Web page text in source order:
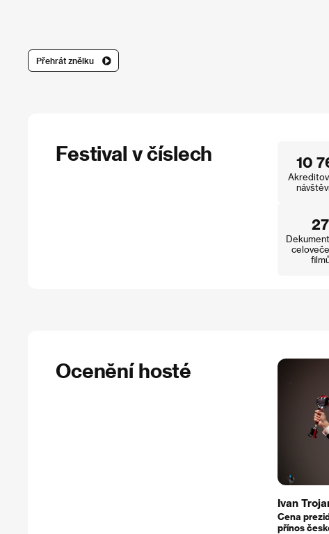
Přehrát znělku
Festival v číslech 10
27
Ocenění hosté
Ivan
Cena
přínos